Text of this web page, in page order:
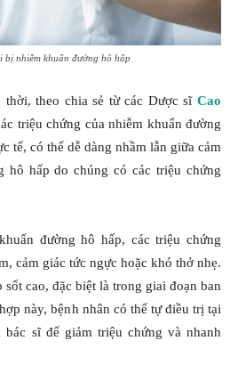
bị nhiễm khuẩn đường hô hấp
theo chia sẻ từ các Dược sĩ Cao
triệu chứng của nhiễm khuẩn đường
tế, có thể dễ dàng nhầm lẫn giữa cảm
hô hấp do chúng có các triệu chứng
đường hô hấp, các triệu chứng
cảm giác tức ngực hoặc khó thở nhẹ.
cao, đặc biệt là trong giai đoạn ban
này, bệnh nhân có thể tự điều trị tại
sĩ để giảm triệu chứng và nhanh